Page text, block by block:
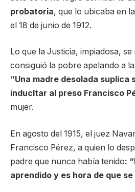
probatoria, que lo ubicaba en
el 18 de junio de 1912.
Lo que la Justicia, impiadosa,
consiguió la pobre apelando a
“Una madre desolada suplica
inducltar al preso Francisco
mujer.
En agosto del 1915, el juez
Francisco Pérez, a quien lo
padre que nunca había tenido:
aprendido y es hora de que se